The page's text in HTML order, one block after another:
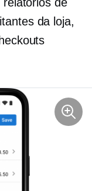
da loja,